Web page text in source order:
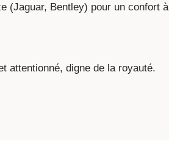
(Jaguar, Bentley) pour un confort à
attentionné, digne de la royauté.